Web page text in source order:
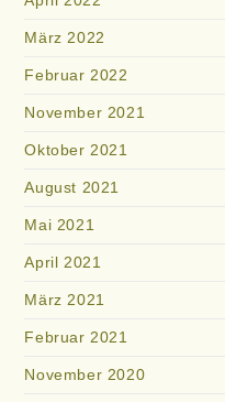
März 2022
Februar 2022
November 2021
Oktober 2021
August 2021
Mai 2021
April 2021
März 2021
Februar 2021
November 2020